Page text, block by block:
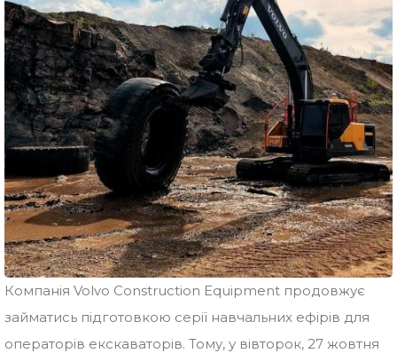
Компанія Volvo Construction Equipment продовжує
займатись підготовкою серії навчальних ефірів для
операторів екскаваторів. Тому, у вівторок, 27 жовтня